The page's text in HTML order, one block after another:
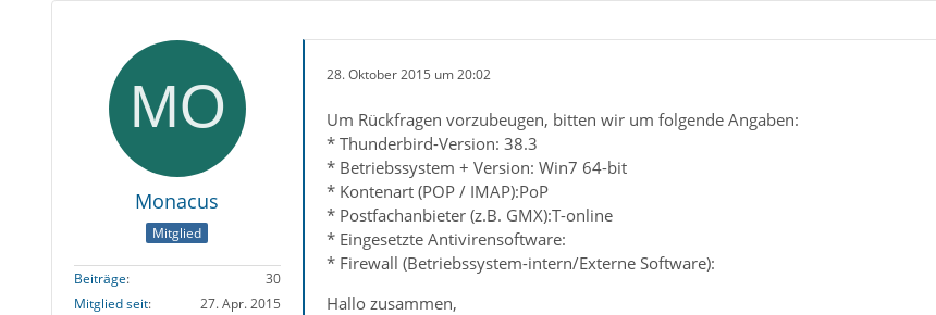
Monacus
Mitglied
Beiträge
30
Mitglied seit
27. Apr. 2015
28. Oktober 2015 um 20:02
Um Rückfragen vorzubeugen, bitten wir um folgende Angaben:
* Thunderbird-Version: 38.3
* Betriebssystem + Version: Win7 64-bit
* Kontenart (POP / IMAP):PoP
* Postfachanbieter (z.B. GMX):T-online
* Eingesetzte Antivirensoftware:
* Firewall (Betriebssystem-intern/Externe Software):
Hallo zusammen,